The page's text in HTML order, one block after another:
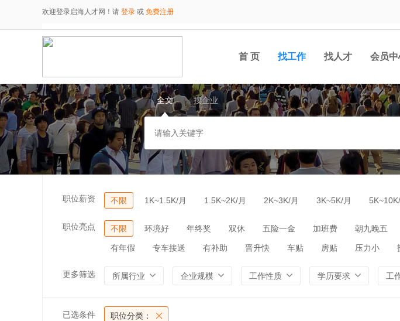
欢迎登录启海人才网！请 登录 或 免费注册
首 页 找工作 找人才 会员中
全文 搜企业
职位薪资 不限 1K~1.5K/月 1.5K~2K/月 2K~3K/月 3K~5K/月
职位亮点 不限 环境好 年终奖 双休 五险一金 加班费 朝九晚五
有年假 专车接送 有补助 晋升快 车贴 房贴 压力小
更多筛选 所属行业 企业规模 工作性质 学历要求 工
已选条件 职位分类：